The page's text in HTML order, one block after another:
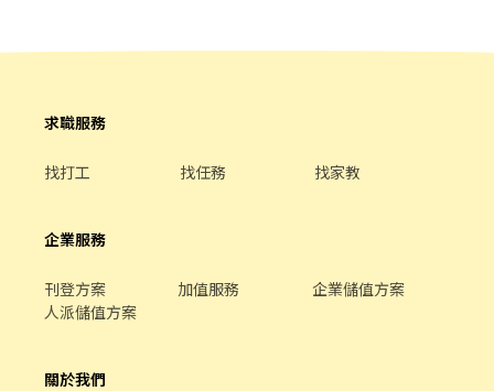
品或禮金、結婚生育禮金、喪儀慰問金(到職滿一個月即可享有)、另
求職服務
找打工 找任務 找家教
企業服務
刊登方案 加值服務
企業儲值方案
人派儲值方案
關於我們